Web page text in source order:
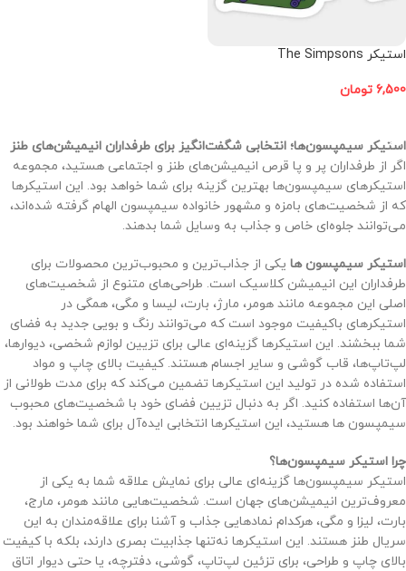
استیکر The Simpsons
6,500 تومان
استیکر سیمپسون‌ها؛ انتخابی شگفت‌انگیز برای طرفداران انیمیشن‌های طنز
اگر از طرفداران پر و پا قرص انیمیشن‌های طنز و اجتماعی هستید، مجموعه
استیکرهای سیمپسون‌ها بهترین گزینه برای شما خواهد بود. این استیکرها
که از شخصیت‌های بامزه و مشهور خانواده سیمپسون الهام گرفته شده‌اند،
می‌توانند جلوه‌ای خاص و جذاب به وسایل شما بدهند.
استیکر سیمپسون ها یکی از جذاب‌ترین و محبوب‌ترین محصولات برای
طرفداران این انیمیشن کلاسیک است. طراحی‌های متنوع از شخصیت‌های
اصلی این مجموعه مانند هومر، مارژ، بارت، لیسا و مگی، همگی در
استیکرهای باکیفیت موجود است که می‌توانند رنگ و بویی جدید به فضای
شما ببخشند. این استیکرها گزینه‌ای عالی برای تزیین لوازم شخصی، دیوارها،
لپ‌تاپ‌ها، قاب گوشی و سایر اجسام هستند. کیفیت بالای چاپ و مواد
استفاده شده در تولید این استیکرها تضمین می‌کند که برای مدت طولانی از
آن‌ها استفاده کنید. اگر به دنبال تزیین فضای خود با شخصیت‌های محبوب
سیمپسون ها هستید، این استیکرها انتخابی ایده‌آل برای شما خواهند بود.
چرا استیکر سیمپسون‌ها؟
استیکر سیمپسون‌ها گزینه‌ای عالی برای نمایش علاقه شما به یکی از
معروف‌ترین انیمیشن‌های جهان است. شخصیت‌هایی مانند هومر، مارج،
بارت، لیزا و مگی، هرکدام نمادهایی جذاب و آشنا برای علاقه‌مندان به این
سریال طنز هستند. این استیکرها نه‌تنها جذابیت بصری دارند، بلکه با کیفیت
بالای چاپ و طراحی، برای تزئین لپ‌تاپ، گوشی، دفترچه، یا حتی دیوار اتاق